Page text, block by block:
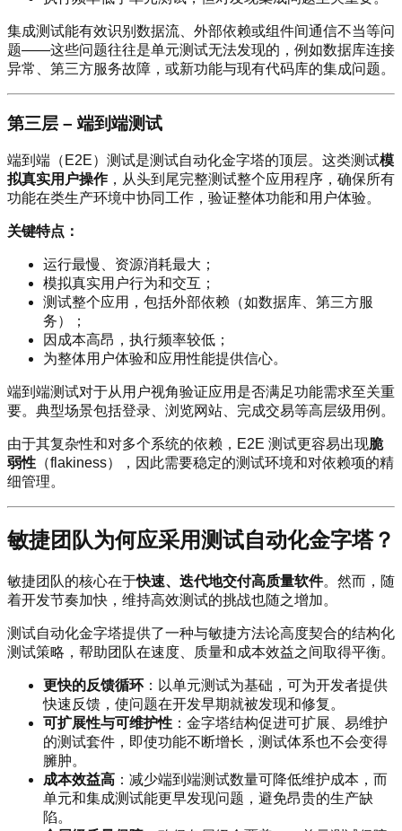
集成测试能有效识别数据流、外部依赖或组件间通信不当等问
题——这些问题往往是单元测试无法发现的，例如数据库连接
异常、第三方服务故障，或新功能与现有代码库的集成问题。
第三层 – 端到端测试
端到端（E2E）测试是测试自动化金字塔的顶层。这类测试模
拟真实用户操作，从头到尾完整测试整个应用程序，确保所有
功能在类生产环境中协同工作，验证整体功能和用户体验。
关键特点：
运行最慢、资源消耗最大；
模拟真实用户行为和交互；
测试整个应用，包括外部依赖（如数据库、第三方服
务）；
因成本高昂，执行频率较低；
为整体用户体验和应用性能提供信心。
端到端测试对于从用户视角验证应用是否满足功能需求至关重
要。典型场景包括登录、浏览网站、完成交易等高层级用例。
由于其复杂性和对多个系统的依赖，E2E 测试更容易出现脆
弱性 （flakiness），因此需要稳定的测试环境和对依赖项的精
细管理。
敏捷团队为何应采用测试自动化金字塔？
敏捷团队的核心在于快速、迭代地交付高质量软件。然而，随
着开发节奏加快，维持高效测试的挑战也随之增加。
测试自动化金字塔提供了一种与敏捷方法论高度契合的结构化
测试策略，帮助团队在速度、质量和成本效益之间取得平衡。
更快的反馈循环 ：以单元测试为基础，可为开发者提供
快速反馈，使问题在开发早期就被发现和修复。
可扩展性与可维护性 ：金字塔结构促进可扩展、易维护
的测试套件，即使功能不断增长，测试体系也不会变得
臃肿。
成本效益高 ：减少端到端测试数量可降低维护成本，而
单元和集成测试能更早发现问题，避免昂贵的生产缺
陷。